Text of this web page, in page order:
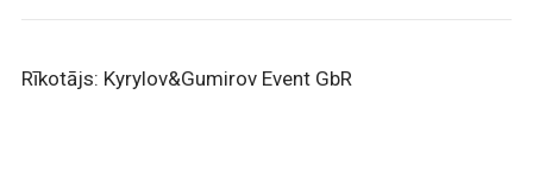
Rīkotājs: Kyrylov&Gumirov Event GbR